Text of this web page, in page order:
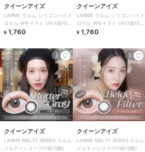
クイーンアイズ
LARME ラルム シリコンハイド
ロゲル Wモイスト UV(1箱10
枚)
¥ 1,760
クイーンアイズ
LARME ラルム シリコンハイド
ロゲル Wモイスト UV(1箱10
枚)
¥ 1,760
クイーンアイズ
LARME MELTY SERIES ラルム
メルティシリーズ(1箱10枚)
クイーンアイズ
LARME MELTY SERIES ラルム
メルティシリーズ(1箱10枚)